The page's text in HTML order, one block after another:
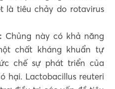
là tiêu chảy do rotavirus
Chủng này có khả năng
chất kháng khuẩn tự
chế sự phát triển của
hại. Lactobacillus reuteri